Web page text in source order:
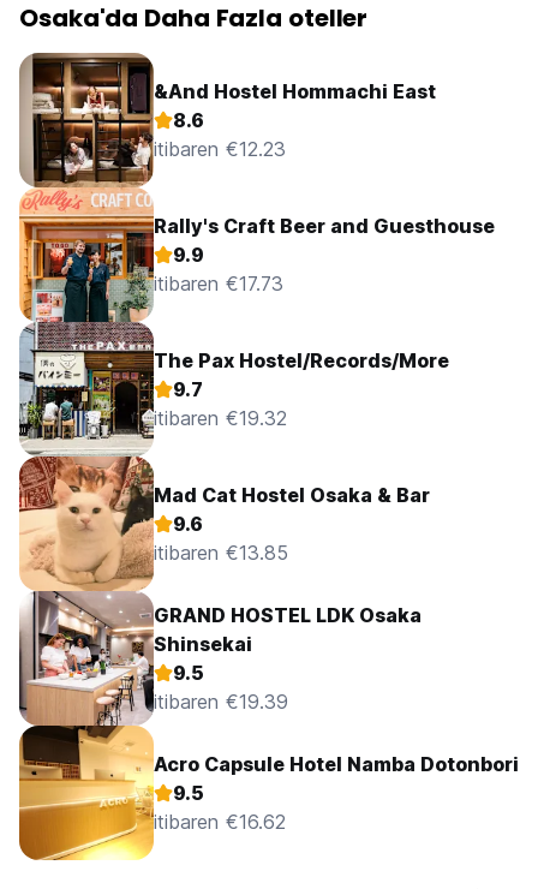
Osaka'da Daha Fazla oteller
&And Hostel Hommachi East
8.6
itibaren €12.23
Rally's Craft Beer and Guesthouse
9.9
itibaren €17.73
The Pax Hostel/Records/More
9.7
itibaren €19.32
Mad Cat Hostel Osaka & Bar
9.6
itibaren €13.85
GRAND HOSTEL LDK Osaka
Shinsekai
9.5
itibaren €19.39
Acro Capsule Hotel Namba Dotonbori
9.5
itibaren €16.62